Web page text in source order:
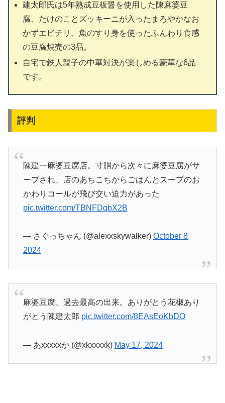
建太郎氏は5年熟成豆板醤を使用した陳麻婆豆
腐、たけのことズッキーニが入ったまろやかなお
かずエビチリ、魚のすり身を使ったふんわり食感
の豆腐焼売の3品。
自宅で鉄人親子の中華対決が楽しめる豪華な6品
です。
評判
陳建一麻婆豆腐店。寸胴から次々に麻婆豆腐がサ
ーブされ、店のあちこちからごはんとスープのお
かわりコールが飛び交い迫力があった
pic.twitter.com/TBNFDqbX2B
— さぐっちゃん (@alexxskywalker) October 8,
2024
麻婆豆腐、過去最高の出来。ありがとう花椒あり
がとう陳建太郎 pic.twitter.com/8EAsEoKbDO
— あxxxxxか (@xkxxxxk) May 17, 2024